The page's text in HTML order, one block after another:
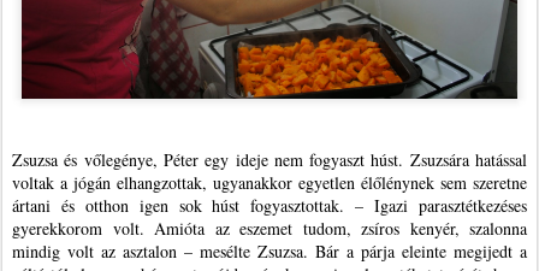
Zsuzsa és vőlegénye, Péter egy ideje nem fogyaszt húst. Zsuzsára hatással
voltak a jógán elhangzottak, ugyanakkor egyetlen élőlénynek sem szeretne
ártani és otthon igen sok húst fogyasztottak. – Igazi parasztétkezéses
gyerekkorom volt. Amióta az eszemet tudom, zsíros kenyér, szalonna
mindig volt az asztalon – mesélte Zsuzsa. Bár a párja eleinte megijedt a